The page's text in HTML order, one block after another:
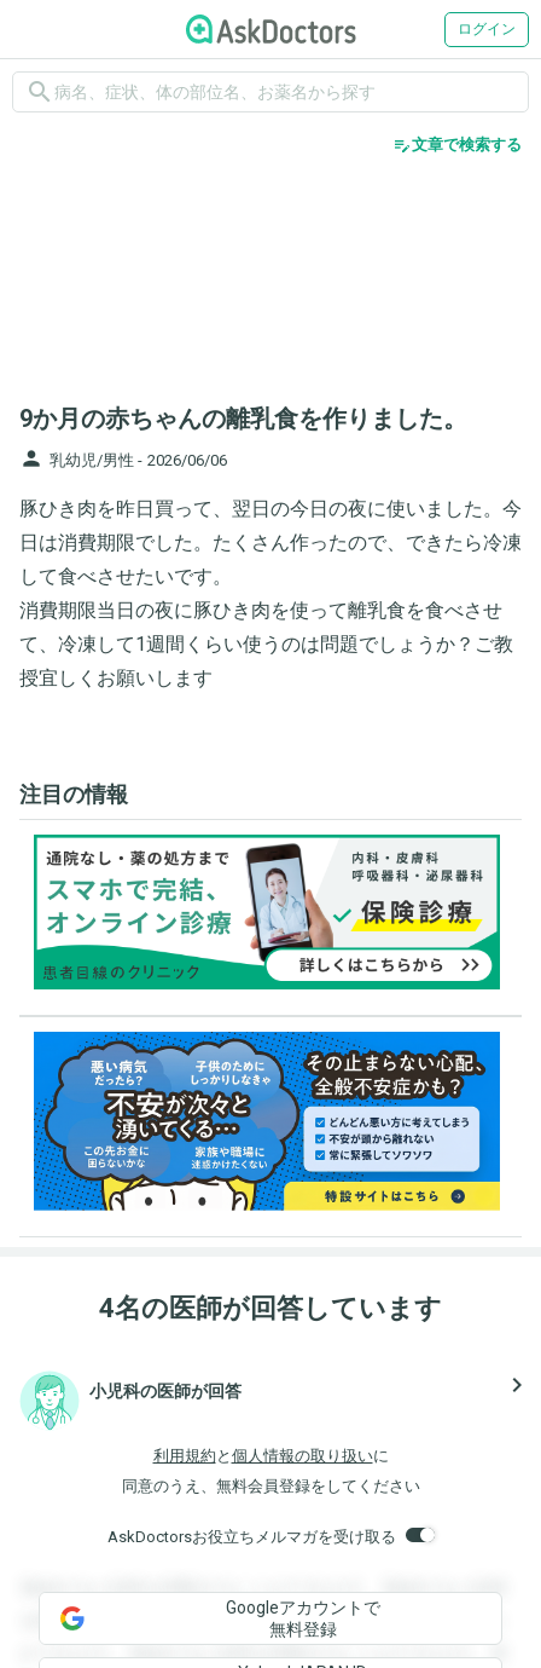
ログイン
search
edit_note文章で検索する
9か月の赤ちゃんの離乳食を作りました。
person 乳幼児/男性 - 2026/06/06
豚ひき肉を昨日買って、翌日の今日の夜に使いました。今
日は消費期限でした。たくさん作ったので、できたら冷凍
して食べさせたいです。
消費期限当日の夜に豚ひき肉を使って離乳食を食べさせ
て、冷凍して1週間くらい使うのは問題でしょうか？ご教
授宜しくお願いします
注目の情報
4名の医師が回答しています
小児科の医師が回答 navigate_next
利用規約 と 個人情報の取り扱いに
同意のうえ、無料会員登録をしてください
AskDoctorsお役立ちメルマガを受け取る
登録すると回答を閲覧することができます。登録すると回答
を閲覧することができます。登録すると回答を閲覧すること
ができます。登録すると回答を閲覧することができます。登
Googleアカウントで
無料登録